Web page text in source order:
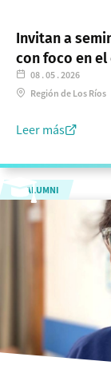
08 . 05 . 2026
Región de Los Ríos
Invitan a
con foco en
Leer más
ALUMNI